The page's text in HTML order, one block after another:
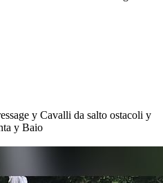
y Cavalli da salto ostacoli y
y Baio